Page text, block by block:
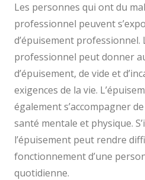
Les personnes qui ont du
professionnel peuvent
d’épuisement professionnel.
professionnel peut donner
d’épuisement, de vide et
exigences de la vie.
également s’accompagner
santé mentale et physique.
l’épuisement peut rendre
fonctionnement d’une
quotidienne.